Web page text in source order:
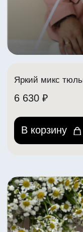
Адреса:
+7 (902) 888-90-70
ИНН: 332704404307
ИП Рабоволик Д.И.
пр-т Ленина, 30
+7 (904) 261-07-99